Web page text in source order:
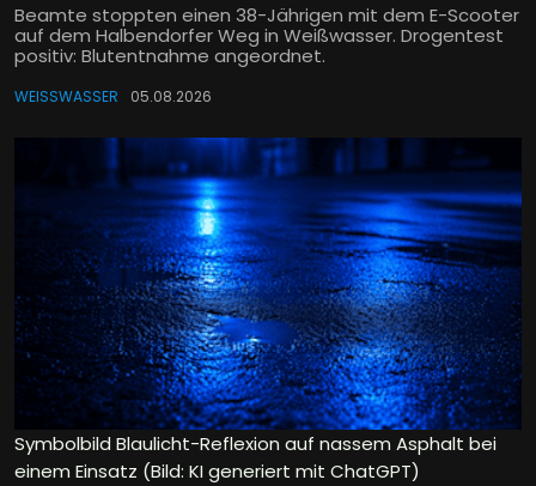
Beamte stoppten einen 38-Jährigen mit dem E-Scooter
auf dem Halbendorfer Weg in Weißwasser. Drogentest
positiv: Blutentnahme angeordnet.
WEISSWASSER 05.08.2026
Symbolbild Blaulicht-Reflexion auf nassem Asphalt bei
einem Einsatz (Bild: KI generiert mit ChatGPT)